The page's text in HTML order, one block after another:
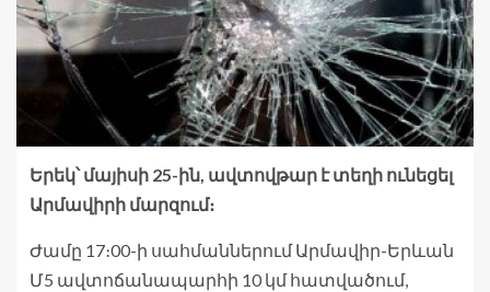
Երեկ՝ մայիսի 25-ին, ավտովթար է տեղի ունեցել
Արմավիրի մարզում։
Ժամը 17։00-ի սահմաններում Արմավիր-Երևան
Մ5 ավտոճանապարհի 10 կմ հատվածում,